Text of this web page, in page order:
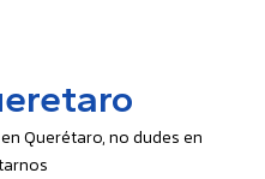
Querétaro, no dudes en